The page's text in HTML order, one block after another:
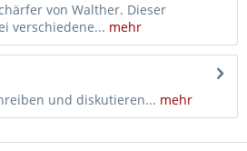
von Walther. Dieser
verschiedene... mehr
und diskutieren... mehr